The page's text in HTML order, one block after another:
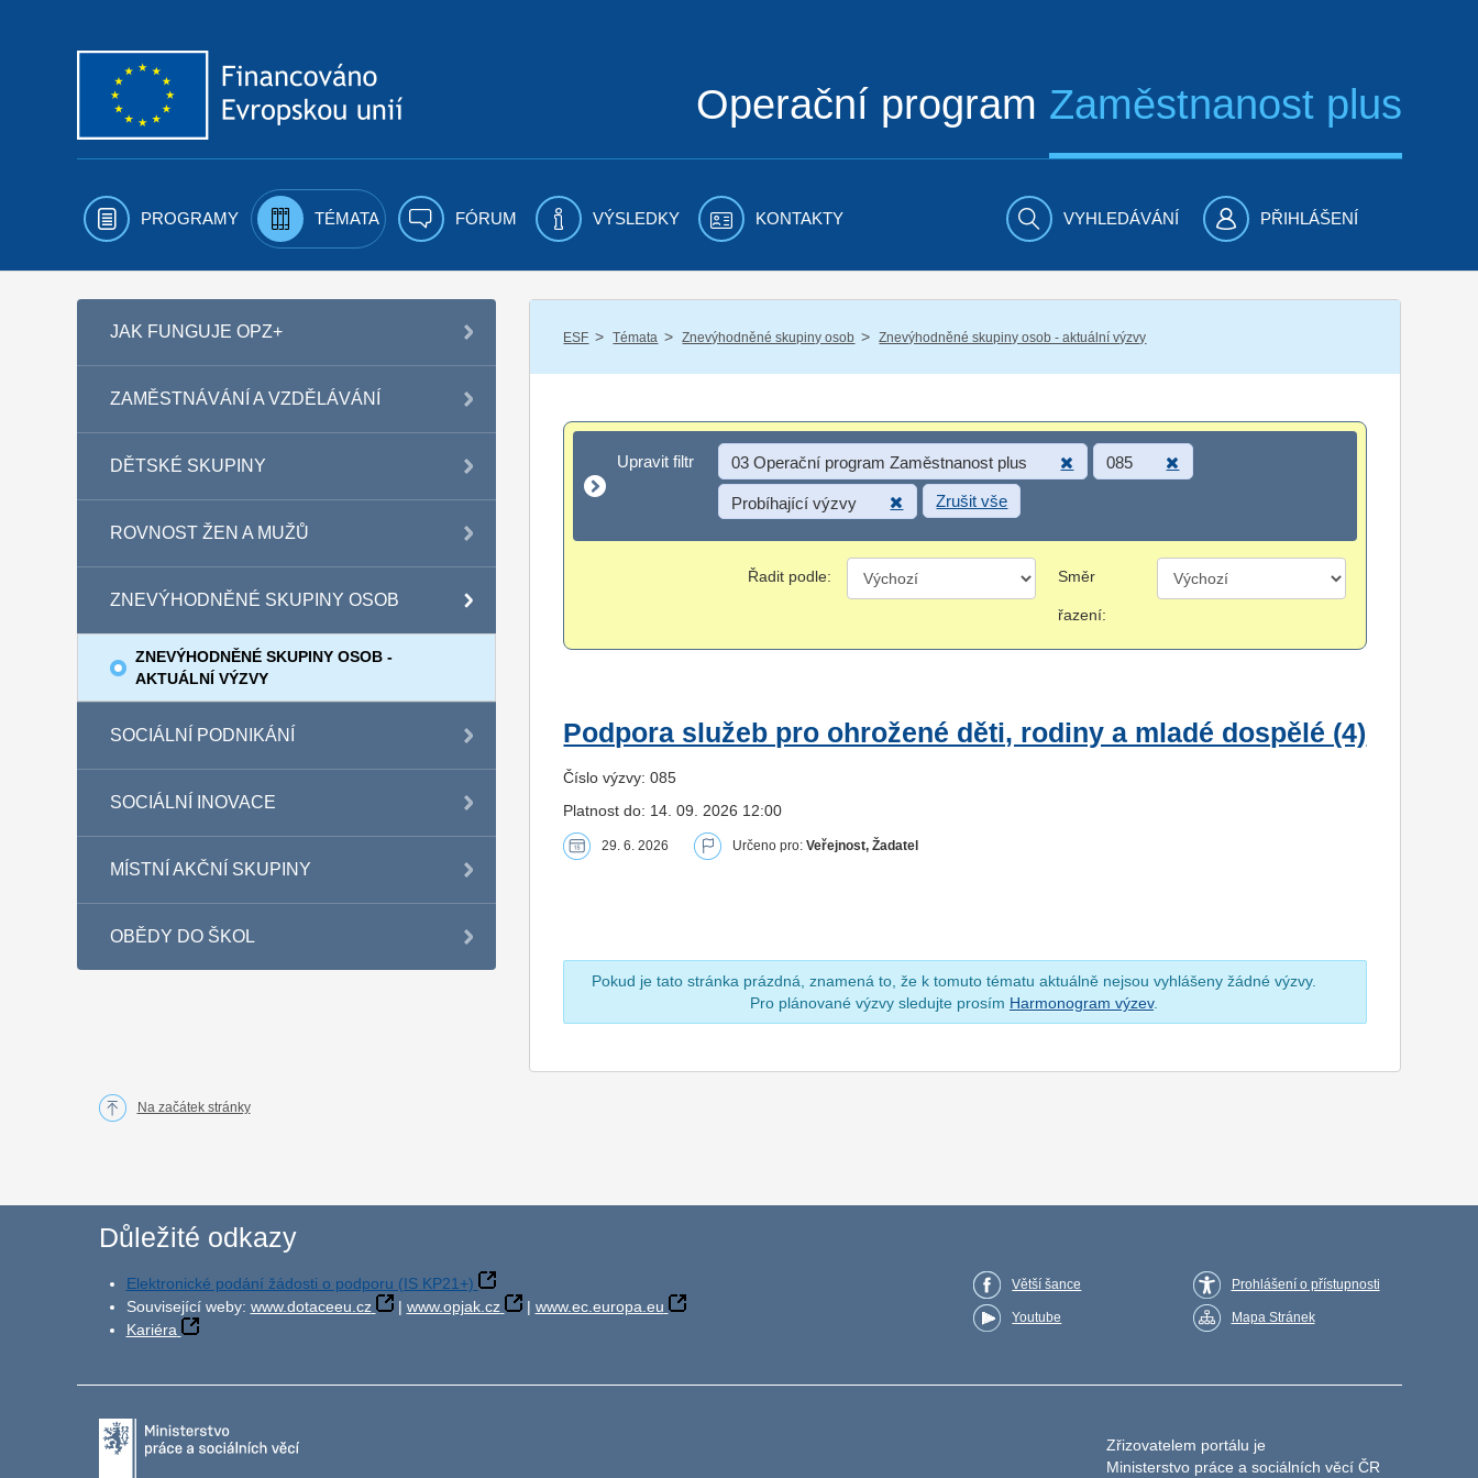
Operační program Zaměstnanost plus
PROGRAMY TÉMATA FÓRUM VÝSLEDKY KONTAKTY VYHLEDÁVÁNÍ PŘIHLÁŠENÍ
JAK FUNGUJE OPZ+
ZAMĚSTNÁVÁNÍ A VZDĚLÁVÁNÍ
DĚTSKÉ SKUPINY
ROVNOST ŽEN A MUŽŮ
ZNEVÝHODNĚNÉ SKUPINY OSOB
ZNEVÝHODNĚNÉ SKUPINY OSOB -
AKTUÁLNÍ VÝZVY
SOCIÁLNÍ PODNIKÁNÍ
SOCIÁLNÍ INOVACE
MÍSTNÍ AKČNÍ SKUPINY
OBĚDY DO ŠKOL
ESF / Témata / Znevýhodněné skupiny osob / Znevýhodněné skupiny osob - aktuální výzvy
Upravit filtr
Upravit filtr 03 Operační program Zaměstnanost plus 085
Probíhající výzvy Zrušit vše
Řadit podle: Směr
řazení:
Podpora služeb pro ohrožené děti, rodiny a mladé dospělé (4)
Číslo výzvy: 085
Platnost do: 14. 09. 2026 12:00
29. 6. 2026 Určeno pro:Veřejnost, Žadatel
Pokud je tato stránka prázdná, znamená to, že k tomuto tématu aktuálně nejsou vyhlášeny žádné výzvy.
Pro plánované výzvy sledujte prosím Harmonogram výzev.
Na začátek stránky
Důležité odkazy
Elektronické podání žádosti o podporu (IS KP21+)
Související weby: www.dotaceeu.cz | www.opjak.cz | www.ec.europa.eu
Kariéra
Větší šance
Youtube
Prohlášení o přístupnosti
Mapa Stránek
Zřizovatelem portálu je
Ministerstvo práce a sociálních věcí ČR